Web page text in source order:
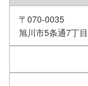
〒070-0035
旭川市5条通7丁